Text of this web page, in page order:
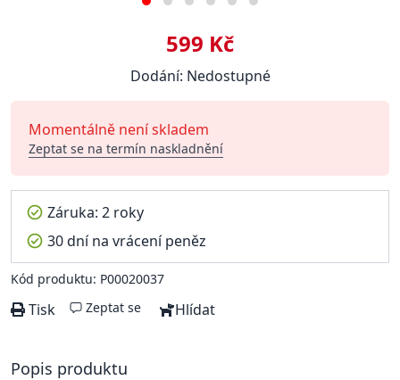
599 Kč
Dodání: Nedostupné
Momentálně není skladem
Zeptat se na termín naskladnění
Záruka: 2 roky
30 dní na vrácení peněz
Kód produktu: P00020037
Tisk Zeptat se Hlídat
Popis produktu